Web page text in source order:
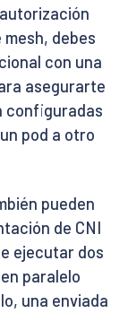
debes
con una
asegurarte
configuradas
pod a otro
pueden
de CNI
ejecutar dos
paralelo
una enviada